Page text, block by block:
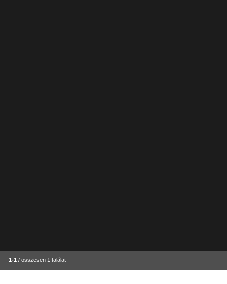
1-1 / összesen 1 találat